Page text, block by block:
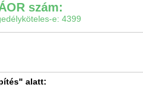
szám:
e: 4399
alatt: